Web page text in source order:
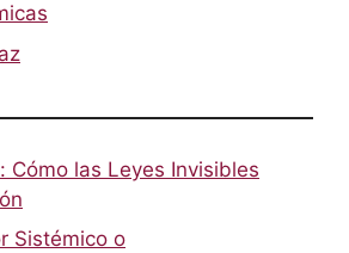
Cómo las Leyes Invisibles
Sistémico o